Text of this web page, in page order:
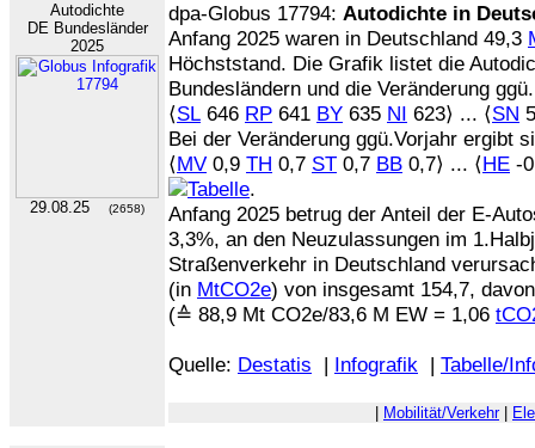
Autodichte
DE Bundesländer
2025
29.08.25 (2658)
dpa-Globus 17794: Autodichte in
Anfang 2025 waren in Deutschland 49,3
Höchststand. Die Grafik listet die
Bundesländern und die Veränderung
⟨SL 646 RP 641 BY 635 NI 623⟩ ... ⟨SN
Bei der Veränderung ggü.Vorjahr ergibt
⟨MV 0,9 TH 0,7 ST 0,7 BB 0,7⟩ ... ⟨HE -
.
Anfang 2025 betrug der Anteil der E-
3,3%, an den Neuzulassungen im
Straßenverkehr in Deutschland
(in MtCO2e) von insgesamt 154,7,
(≙ 88,9 Mt CO2e/83,6 M EW = 1,06
Quelle: Destatis | Infografik | Tabelle/
Mobilität/Verkehr|